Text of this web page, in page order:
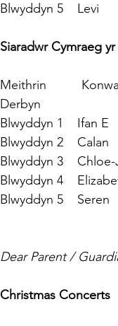
Blwyddyn 5    Levi
Siaradwr Cymraeg
Meithrin
Derbyn
Blwyddyn 1    Ifan E
Blwyddyn 2    Calan
Blwyddyn 3    Chloe-
Blwyddyn 4
Blwyddyn 5    Seren
Dear Parent /
Christmas Concerts